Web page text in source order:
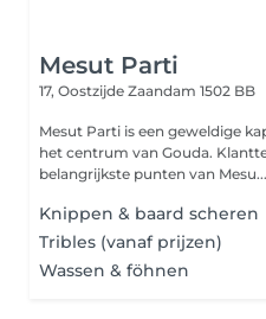
Mesut Parti
17, Oostzijde Zaandam 1502 BB
Mesut Parti is een geweldige
het centrum van Gouda.
belangrijkste punten van Mesu...
Knippen & baard scheren
Tribles (vanaf prijzen)
Wassen & föhnen